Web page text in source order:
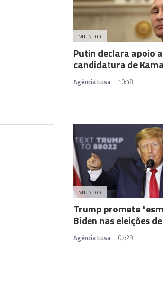
MUNDO
Putin declara apoio a
candidatura de
Agência Lusa 10:48
MUNDO
Trump promete
Biden nas eleições
Agência Lusa 07:29